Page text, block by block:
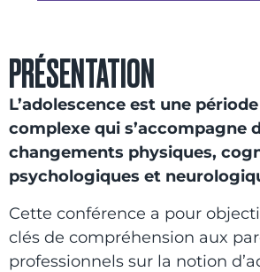
PRÉSENTATION
L’adolescence est une
complexe qui s’accompagne
changements physiques,
psychologiques et
Cette conférence a pour
clés de compréhension aux
professionnels sur la notion